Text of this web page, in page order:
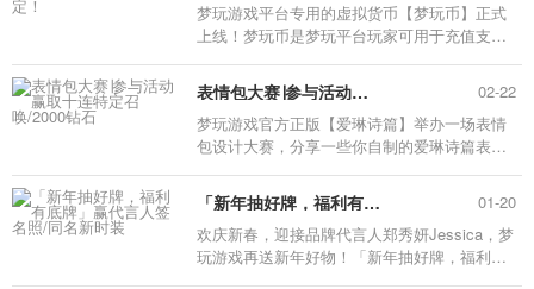
梦玩游戏平台专用的虚拟货币【梦玩币】正式
上线！梦玩币是梦玩平台玩家可用于充值支付
呦，也可以用于购买梦玩平台的游戏商品。
表情包大赛∣参与活动赢取十连特定召唤/2000钻石
02-22
梦玩游戏官方正版【爱琳诗篇】举办一场表情
包设计大赛，分享一些你自制的爱琳诗篇表情
约、2000钻石。
「新年抽好牌，福利有底牌」赢代言人签名照/同名新时装
01-20
欢庆新春，迎接品牌代言人郑秀妍Jessica，梦
玩游戏再送新年好物！「新年抽好牌，福利有